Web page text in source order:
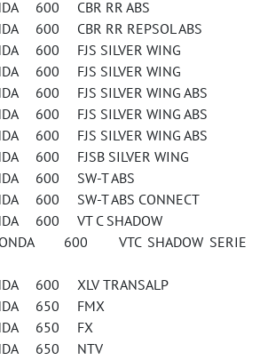
600 CBR RR ABS
600 CBR RR REPSOL ABS
600 FJS SILVER WING
600 FJS SILVER WING
600 FJS SILVER WING ABS
600 FJS SILVER WING ABS
600 FJS SILVER WING ABS
600 FJSB SILVER WING
600 SW-T ABS
600 SW-T ABS CONNECT
600 VT C SHADOW
600 VTC SHADOW SERIE
600 XLV TRANSALP
650 FMX
650 FX
650 NTV